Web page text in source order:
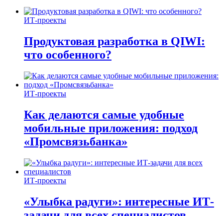
ИТ-проекты
Продуктовая разработка в QIWI:
что особенного?
ИТ-проекты
Как делаются самые удобные
мобильные приложения: подход
«Промсвязьбанка»
ИТ-проекты
«Улыбка радуги»: интересные ИТ-